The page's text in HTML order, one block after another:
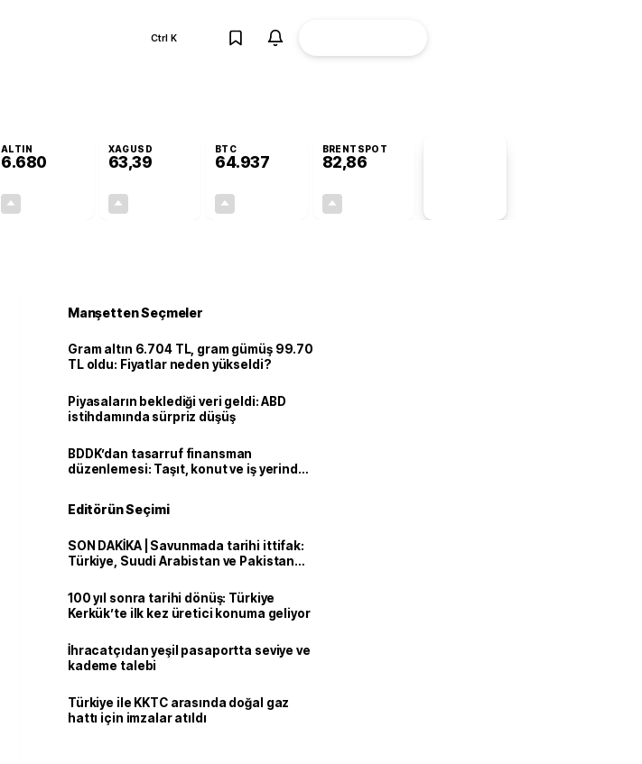
Ctrl K
ALTIN
6.680
XAGUSD
63,39
BTC
64.937
BRENTSPOT
82,86
Manşetten Seçmeler
Gram altın 6.704 TL, gram gümüş 99.70
TL oldu: Fiyatlar neden yükseldi?
Piyasaların beklediği veri geldi: ABD
istihdamında sürpriz düşüş
BDDK’dan tasarruf finansman
düzenlemesi: Taşıt, konut ve iş yerinde
Editörün Seçimi
SON DAKİKA | Savunmada tarihi ittifak:
Türkiye, Suudi Arabistan ve Pakistan
100 yıl sonra tarihi dönüş: Türkiye
Kerkük’te ilk kez üretici konuma geliyor
İhracatçıdan yeşil pasaportta seviye ve
kademe talebi
Türkiye ile KKTC arasında doğal gaz
hattı için imzalar atıldı